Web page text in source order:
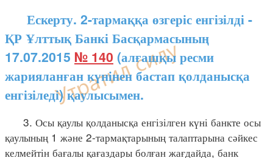
Ескерту. 2-тармаққа өзгеріс енгізілді -
ҚР Ұлттық Банкі Басқармасының
17.07.2015 № 140 (алғашқы ресми
жарияланған күнінен бастап қолданысқа
енгізіледі) қаулысымен.
3. Осы қаулы қолданысқа енгізілген күні банкте осы
қаулының 1 және 2-тармақтарының талаптарына сәйкес
келмейтін бағалы қағаздары болған жағдайда, банк